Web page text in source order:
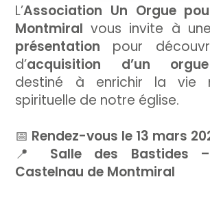
L’Association Un Orgue
Montmiral vous invite à une
présentation pour
d’acquisition d’un
destiné à enrichir la vie
spirituelle de notre église.
📅 Rendez-vous le 13 mars
📍 Salle des Bastides
Castelnau de Montmiral